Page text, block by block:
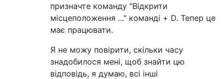
призначте команду "Відкрити
місцеположення ..." команді + D. Тепер це
має працювати.
Я не можу повірити, скільки часу
знадобилося мені, щоб знайти цю
відповідь, я думаю, всі інші